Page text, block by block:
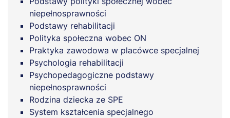
niepełnosprawności
Podstawy rehabilitacji
Polityka społeczna wobec ON
Praktyka zawodowa w placówce specjalnej
Psychologia rehabilitacji
Psychopedagogiczne podstawy
niepełnosprawności
Rodzina dziecka ze SPE
System kształcenia specjalnego